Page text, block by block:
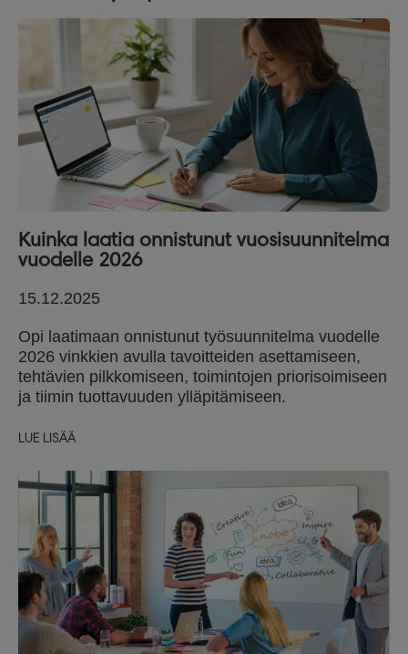
Kuinka laatia onnistunut vuosisuunnitelma
vuodelle 2026
15.12.2025
Opi laatimaan onnistunut työsuunnitelma vuodelle
2026 vinkkien avulla tavoitteiden asettamiseen,
tehtävien pilkkomiseen, toimintojen priorisoimiseen
ja tiimin tuottavuuden ylläpitämiseen.
LUE LISÄÄ